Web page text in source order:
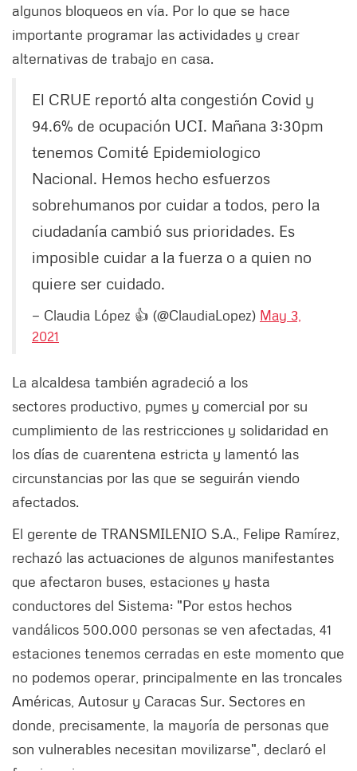
algunos bloqueos en vía. Por lo que se hace
importante programar las actividades y crear
alternativas de trabajo en casa.
El CRUE reportó alta congestión Covid y
94.6% de ocupación UCI. Mañana 3:30pm
tenemos Comité Epidemiologico
Nacional. Hemos hecho esfuerzos
sobrehumanos por cuidar a todos, pero la
ciudadanía cambió sus prioridades. Es
imposible cuidar a la fuerza o a quien no
quiere ser cuidado.
— Claudia López 👍 (@ClaudiaLopez) May 3,
2021
La alcaldesa también agradeció a los
sectores productivo, pymes y comercial por su
cumplimiento de las restricciones y solidaridad en
los días de cuarentena estricta y lamentó las
circunstancias por las que se seguirán viendo
afectados.
El gerente de TRANSMILENIO S.A., Felipe Ramírez,
rechazó las actuaciones de algunos manifestantes
que afectaron buses, estaciones y hasta
conductores del Sistema: "Por estos hechos
vandálicos 500.000 personas se ven afectadas, 41
estaciones tenemos cerradas en este momento que
no podemos operar, principalmente en las troncales
Américas, Autosur y Caracas Sur. Sectores en
donde, precisamente, la mayoría de personas que
son vulnerables necesitan movilizarse", declaró el